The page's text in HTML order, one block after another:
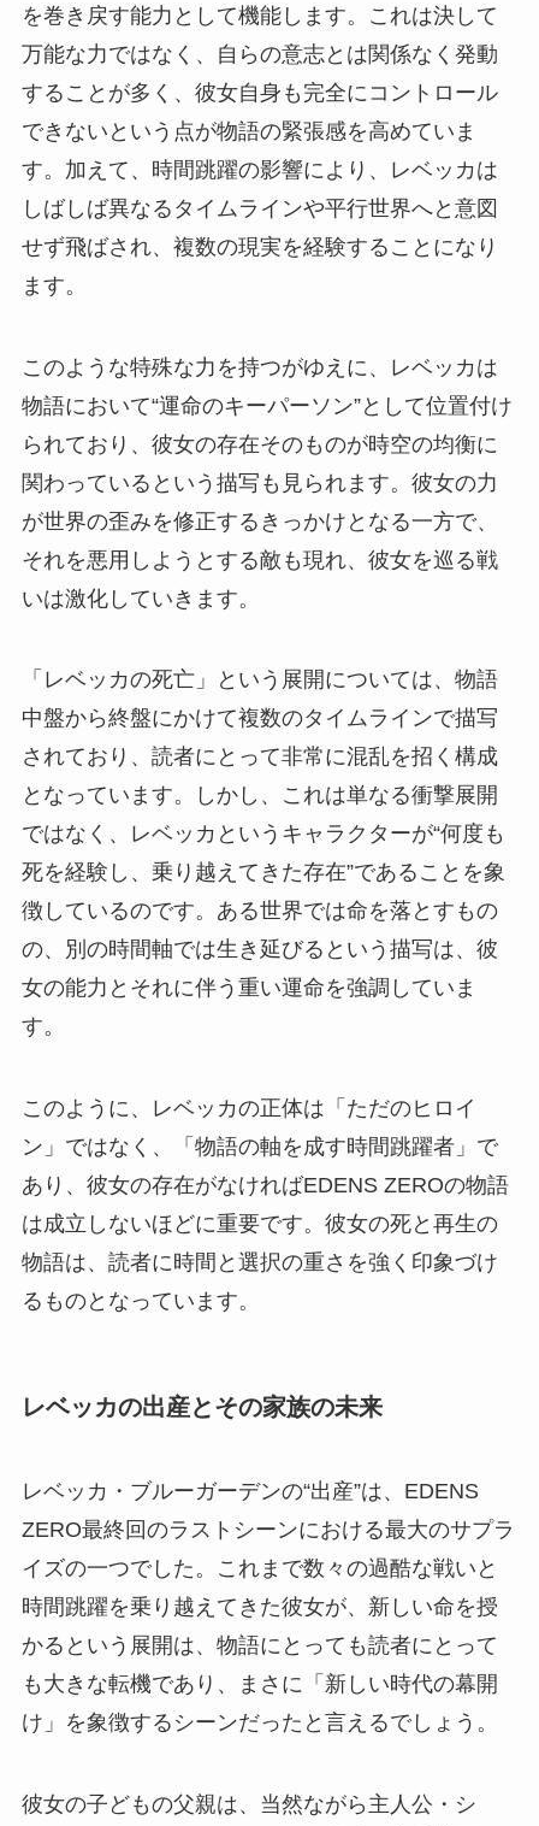
を巻き戻す能力として機能します。これは決して
万能な力ではなく、自らの意志とは関係なく発動
することが多く、彼女自身も完全にコントロール
できないという点が物語の緊張感を高めていま
す。加えて、時間跳躍の影響により、レベッカは
しばしば異なるタイムラインや平行世界へと意図
せず飛ばされ、複数の現実を経験することになり
ます。
このような特殊な力を持つがゆえに、レベッカは
物語において“運命のキーパーソン”として位置付け
られており、彼女の存在そのものが時空の均衡に
関わっているという描写も見られます。彼女の力
が世界の歪みを修正するきっかけとなる一方で、
それを悪用しようとする敵も現れ、彼女を巡る戦
いは激化していきます。
「レベッカの死亡」という展開については、物語
中盤から終盤にかけて複数のタイムラインで描写
されており、読者にとって非常に混乱を招く構成
となっています。しかし、これは単なる衝撃展開
ではなく、レベッカというキャラクターが“何度も
死を経験し、乗り越えてきた存在”であることを象
徴しているのです。ある世界では命を落とすもの
の、別の時間軸では生き延びるという描写は、彼
女の能力とそれに伴う重い運命を強調していま
す。
このように、レベッカの正体は「ただのヒロイ
ン」ではなく、「物語の軸を成す時間跳躍者」で
あり、彼女の存在がなければEDENS ZEROの物語
は成立しないほどに重要です。彼女の死と再生の
物語は、読者に時間と選択の重さを強く印象づけ
るものとなっています。
レベッカの出産とその家族の未来
レベッカ・ブルーガーデンの“出産”は、EDENS
ZERO最終回のラストシーンにおける最大のサプラ
イズの一つでした。これまで数々の過酷な戦いと
時間跳躍を乗り越えてきた彼女が、新しい命を授
かるという展開は、物語にとっても読者にとって
も大きな転機であり、まさに「新しい時代の幕開
け」を象徴するシーンだったと言えるでしょう。
彼女の子どもの父親は、当然ながら主人公・シ